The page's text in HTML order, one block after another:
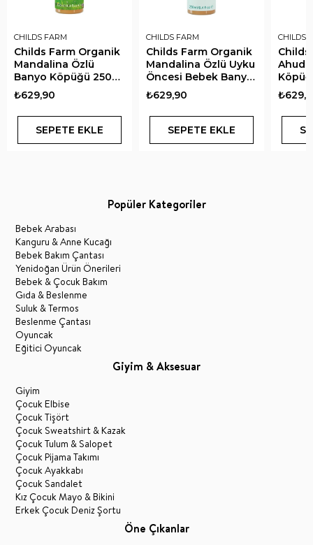
CHILDS FARM
Childs Farm Organik
Mandalina Özlü
Banyo Köpüğü 250
ml
₺629,90
SEPETE EKLE
CHILDS FARM
Childs Farm Organik
Mandalina Özlü Uyku
Öncesi Bebek Banyo
Köpüğü 250 ml
₺629,90
SEPETE EKLE
CHILDS
Popüler Kategoriler
Bebek Arabası
Kanguru & Anne Kucağı
Bebek Bakım Çantası
Yenidoğan Ürün Önerileri
Bebek & Çocuk Bakım
Gıda & Beslenme
Suluk & Termos
Beslenme Çantası
Oyuncak
Eğitici Oyuncak
Giyim & Aksesuar
Giyim
Çocuk Elbise
Çocuk Tişört
Çocuk Sweatshirt & Kazak
Çocuk Tulum & Salopet
Çocuk Pijama Takımı
Çocuk Ayakkabı
Çocuk Sandalet
Kız Çocuk Mayo & Bikini
Erkek Çocuk Deniz Şortu
Öne Çıkanlar